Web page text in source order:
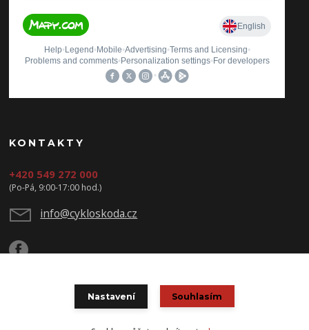
KONTAKTY
+420 549 272 000
(Po-Pá, 9:00-17:00 hod.)
info@cykloskoda.cz
Nastavení Souhlasím